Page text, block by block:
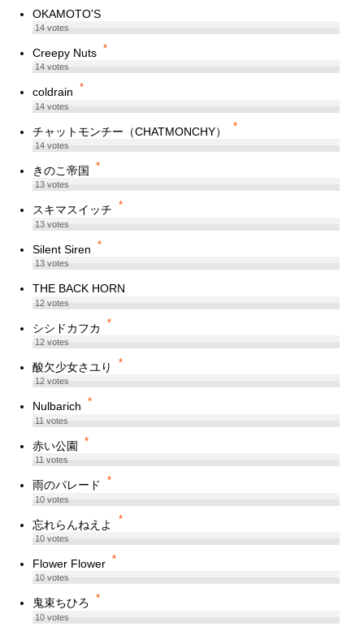
OKAMOTO'S
14votes
Creepy Nuts *
14votes
coldrain *
14votes
チャットモンチー（CHATMONCHY） *
14votes
きのこ帝国 *
13votes
スキマスイッチ *
13votes
Silent Siren *
13votes
THE BACK HORN
12votes
シシドカフカ *
12votes
酸欠少女さユり *
12votes
Nulbarich *
11votes
赤い公園 *
11votes
雨のパレード *
10votes
忘れらんねえよ *
10votes
Flower Flower *
10votes
鬼束ちひろ *
10votes